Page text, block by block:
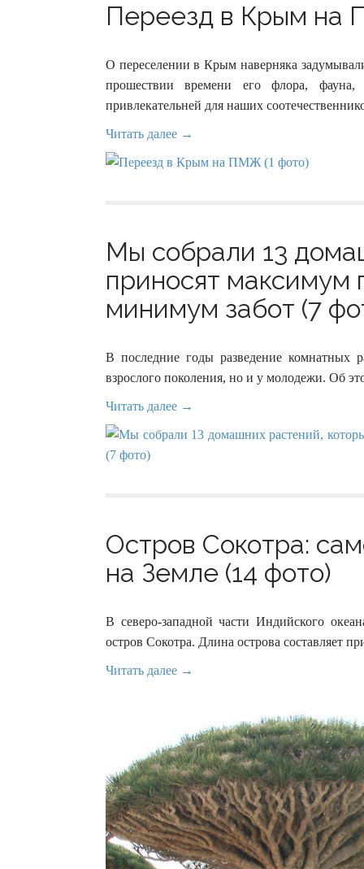
Переезд в Крым на
О переселении в Крым наверняка
прошествии времени его флора,
привлекательней для наших
Читать далее →
Мы собрали 13
приносят максимум
минимум забот (7
В последние годы разведение комнатных
взрослого поколения, но и у молодежи. Об
Читать далее →
Остров Сокотра:
на Земле (14 фото)
В северо-западной части Индийского
остров Сокотра. Длина острова составляет
Читать далее →